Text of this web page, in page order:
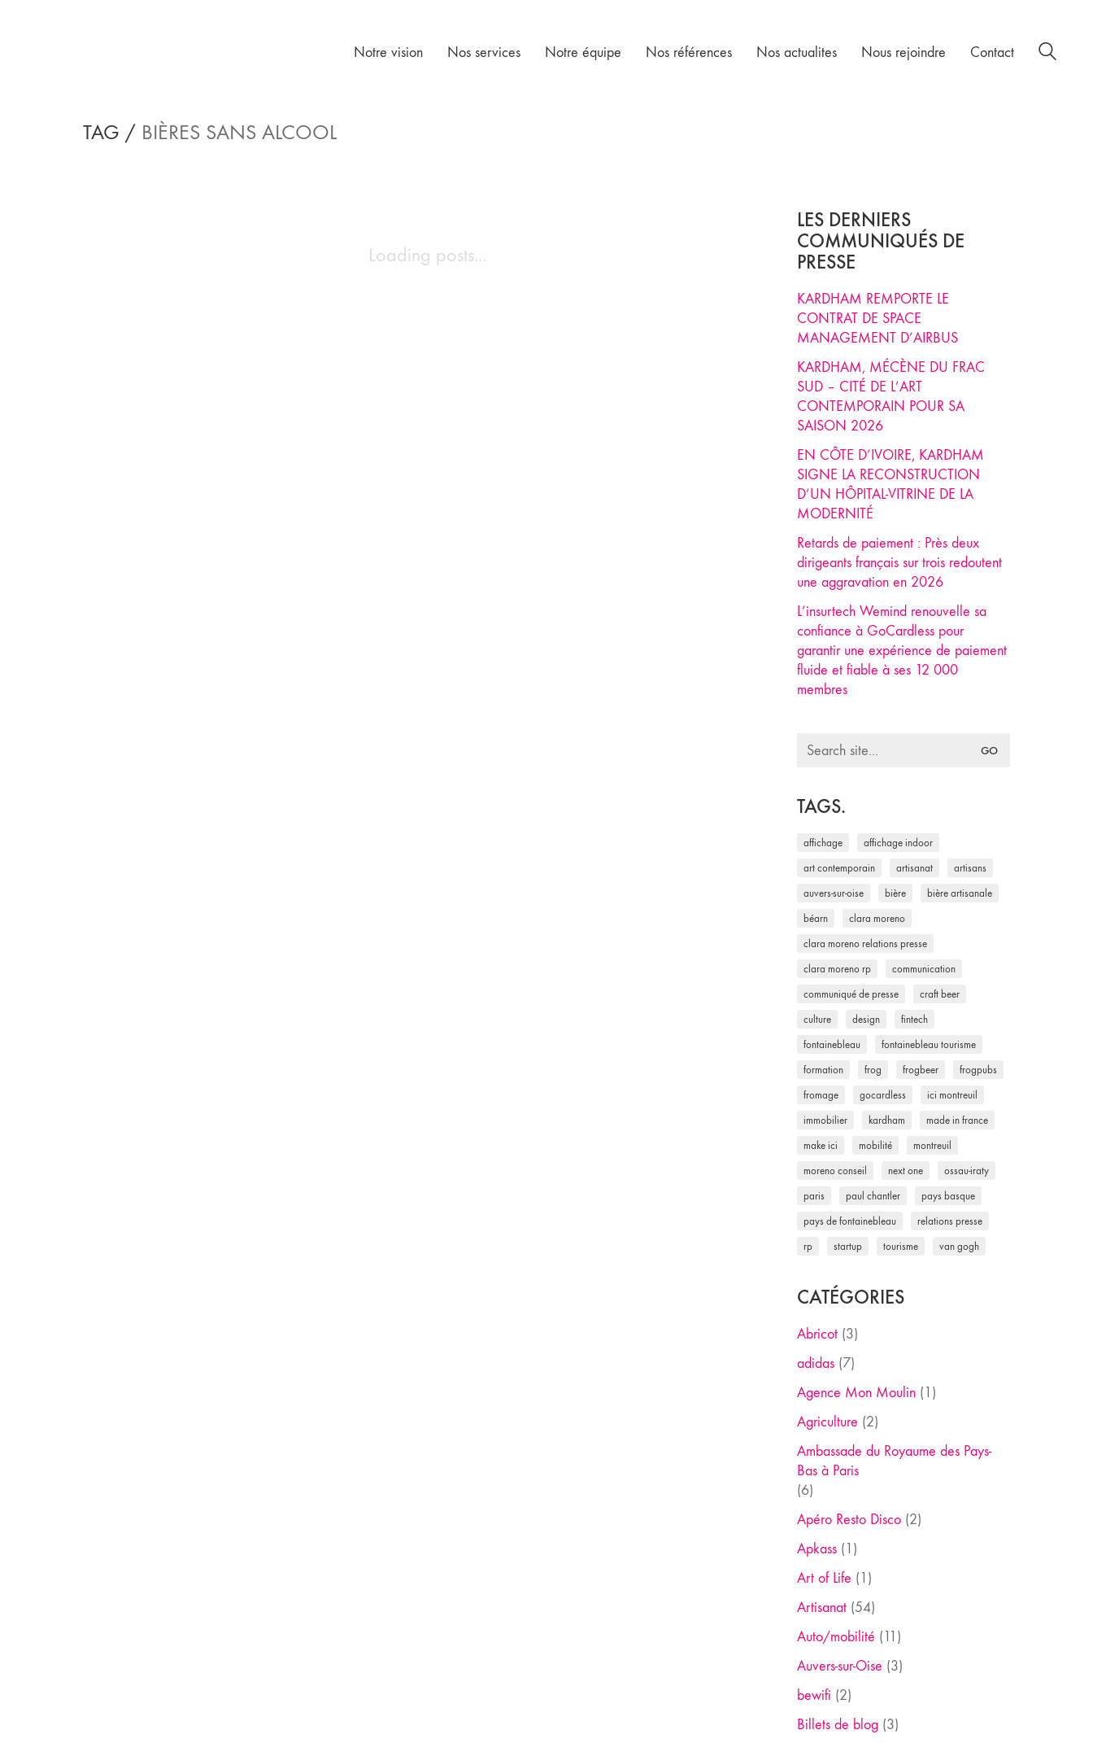
Notre vision Nos services Notre équipe Nos références Nos actualites Nous rejoindre Contact
TAG / BIÈRES SANS ALCOOL
Loading posts...
LES DERNIERS
COMMUNIQUÉS DE
PRESSE
KARDHAM REMPORTE LE
CONTRAT DE SPACE
MANAGEMENT D’AIRBUS
KARDHAM, MÉCÈNE DU FRAC
SUD – CITÉ DE L’ART
CONTEMPORAIN POUR SA
SAISON 2026
EN CÔTE D’IVOIRE, KARDHAM
SIGNE LA RECONSTRUCTION
D’UN HÔPITAL-VITRINE DE LA
MODERNITÉ
Retards de paiement : Près deux
dirigeants français sur trois redoutent
une aggravation en 2026
L’insurtech Wemind renouvelle sa
confiance à GoCardless pour
garantir une expérience de paiement
fluide et fiable à ses 12 000
membres
Search
TAGS.
affichage affichage indoor
art contemporain artisanat artisans
auvers-sur-oise bière bière artisanale
béarn clara moreno
clara moreno relations presse
clara moreno rp communication
communiqué de presse craft beer
culture design fintech
fontainebleau fontainebleau tourisme
formation frog frogbeer frogpubs
fromage gocardless ici montreuil
immobilier kardham made in france
make ici mobilité montreuil
moreno conseil next one ossau-iraty
paris paul chantler pays basque
pays de fontainebleau relations presse
rp startup tourisme van gogh
CATÉGORIES
Abricot(3)
adidas(7)
Agence Mon Moulin(1)
Agriculture (2)
Ambassade du Royaume des Pays-
Bas à Paris
(6)
Apéro Resto Disco(2)
Apkass(1)
Art of Life (1)
Artisanat(54)
Auto/mobilité (11)
Auvers-sur-Oise (3)
bewifi (2)
Billets de blog(3)